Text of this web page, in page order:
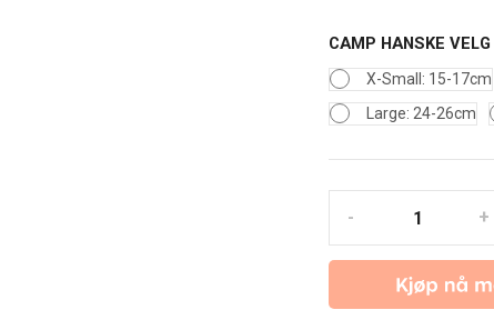
CAMP HANSKE
X-Small: 15-17cm
Large: 24-26cm
THERMOSKIN
ARTROSEHANSKE